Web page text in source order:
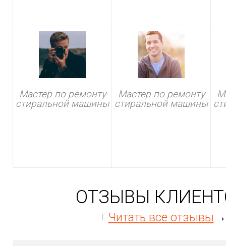
Мастер по ремонту
стиральной машины
Мастер по ремонту
стиральной машины
ОТЗЫВЫ
Читать все отзывы